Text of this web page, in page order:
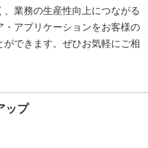
業務の生産性向上につながる
・アプリケーションをお客様の
できます。ぜひお気軽にご相
ップ